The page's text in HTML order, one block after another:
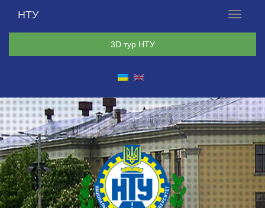
Меню
НТУ
3D тур НТУ